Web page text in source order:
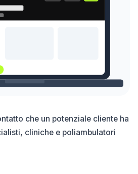
che un potenziale cliente ha
cliniche e poliambulatori